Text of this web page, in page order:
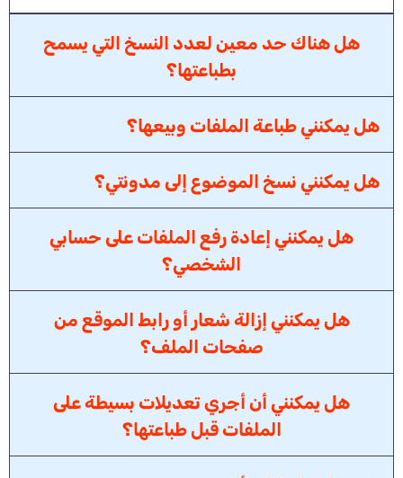
هل هناك حد معين لعدد النسخ التي يسمح
بطباعتها؟
هل يمكنني طباعة الملفات وبيعها؟
هل يمكنني نسخ الموضوع إلى مدونتي؟
هل يمكنني إعادة رفع الملفات على حسابي
الشخصي؟
هل يمكنني إزالة شعار أو رابط الموقع من
صفحات الملف؟
هل يمكنني أن أجري تعديلات بسيطة على
الملفات قبل طباعتها؟